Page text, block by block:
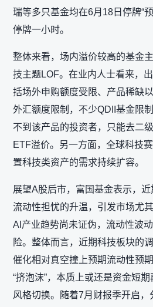
瑞等多只基金均在6月18日停牌“
停牌一小时。
整体来看，场内溢价较高的基金
技主题LOF。在业内人士看来，
括场外申购额度受限、产品稀缺
外汇额度限制，不少QDII基金限
不到该产品的投资者，只能去二
ETF溢价。另一方面，全球科技
置科技类资产的需求持续扩容。
展望A股后市，富国基金表示，
流动性担忧的升温，引发市场尤
AI产业趋势尚未证伪，流动性波
险。整体而言，近期科技板块的
催化相对真空撞上预期流动性预
“挤泡沫”，本质上或还是资金短
风格切换。随着7月财报季开启